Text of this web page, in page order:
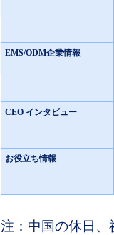
EMS/ODM企業情報
CEO インタビュー
お役立ち情報
注：中国の休日、